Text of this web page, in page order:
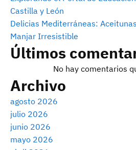
Castilla y León
Delicias Mediterráneas:
Manjar Irresistible
Últimos
No hay comentarios
Archivo
agosto 2026
julio 2026
junio 2026
mayo 2026